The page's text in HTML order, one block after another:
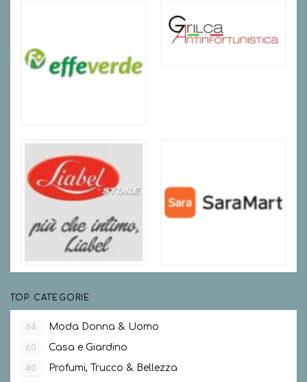
TOP CATEGORIE
64 Moda Donna & Uomo
60 Casa e Giardino
40 Profumi, Trucco & Bellezza